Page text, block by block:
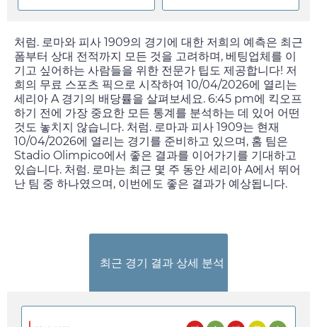
처럼. 로마와 피사 1909의 경기에 대한 저희의 예측은 최근
폼부터 상대 전적까지 모든 것을 고려하며, 베팅업체를 이
기고 싶어하는 사람들을 위한 전문가 팁도 제공합니다! 저
희의 무료 스포츠 픽으로 시작하여 10/04/2026에 열리는
세리아 A 경기의 배당률을 살펴보세요. 6:45 pm에 킥오프
하기 전에 가장 중요한 모든 통계를 분석하는 데 있어 어떤
것도 놓치지 않습니다. 처럼. 로마과 피사 1909는 현재
10/04/2026에 열리는 경기를 준비하고 있으며, 홈 팀은
Stadio Olimpico에서 좋은 결과를 이어가기를 기대하고
있습니다. 처럼. 로마는 최근 몇 주 동안 세리아 A에서 뛰어
난 팀 중 하나였으며, 이번에도 좋은 결과가 예상됩니다.
최근 경기 결과 상세 분석